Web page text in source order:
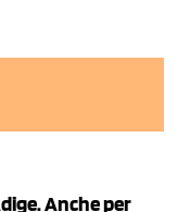
Anche per